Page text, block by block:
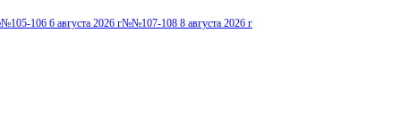
106 6 августа 2026 г№№107-108 8 августа 2026 г